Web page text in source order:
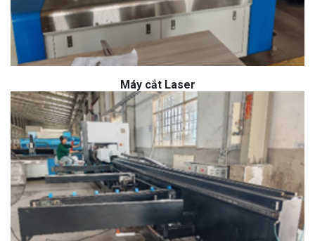
Máy cắt Laser